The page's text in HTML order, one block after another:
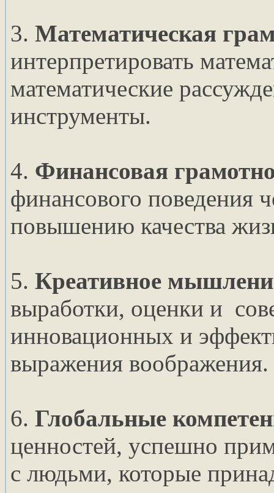
3. Математическая
интерпретировать
математические
инструменты.
4. Финансовая
финансового поведения
повышению качества
5. Креативное
выработки, оценки и
инновационных и
выражения воображения.
6. Глобальные
ценностей, успешно
с людьми, которые